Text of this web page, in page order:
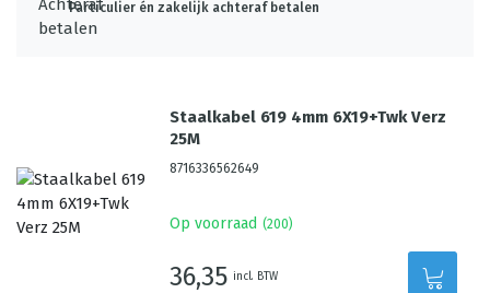
Particulier én zakelijk achteraf betalen
Staalkabel 619 4mm 6X19+Twk Verz
25M
8716336562649
Op voorraad (200)
36,35 incl. BTW